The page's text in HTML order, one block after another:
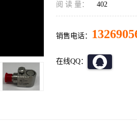
阅 读 量： 402
销售电话：
在线QQ：